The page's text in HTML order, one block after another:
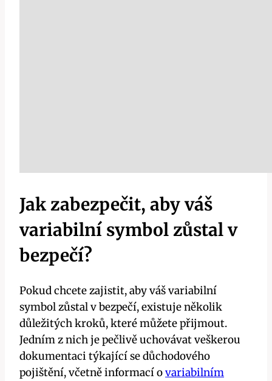
Jak zabezpečit, aby váš
variabilní symbol zůstal v
bezpečí?
Pokud chcete zajistit, aby váš variabilní
symbol zůstal v bezpečí, existuje několik
důležitých kroků, které můžete přijmout.
Jedním z nich je pečlivě uchovávat veškerou
dokumentaci týkající se důchodového
pojištění, včetně informací ovariabilním